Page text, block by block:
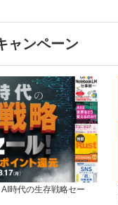
ャンペーン
時代の生存戦略セー